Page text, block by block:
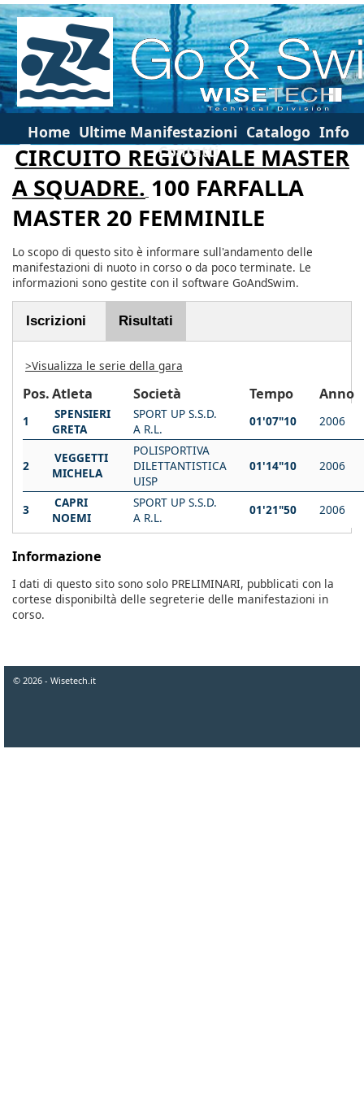
Home Ultime Manifestazioni Catalogo Info
Contatti
CIRCUITO REGIONALE MASTER
A SQUADRE. 100 FARFALLA
MASTER 20 FEMMINILE
Lo scopo di questo sito è informare sull'andamento delle
manifestazioni di nuoto in corso o da poco terminate. Le
informazioni sono gestite con il software GoAndSwim.
Iscrizioni Risultati
>Visualizza le serie della gara
Pos.Atleta Società Tempo Anno
1
SPENSIERI
GRETA
SPORT UP S.S.D.
A R.L.
01'07"10 2006
2
VEGGETTI
MICHELA
POLISPORTIVA
DILETTANTISTICA
UISP
01'14"10 2006
3
CAPRI
NOEMI
SPORT UP S.S.D.
A R.L.
01'21"50 2006
Informazione
I dati di questo sito sono solo PRELIMINARI, pubblicati con la
cortese disponibiltà delle segreterie delle manifestazioni in
corso.
© 2026 - Wisetech.it